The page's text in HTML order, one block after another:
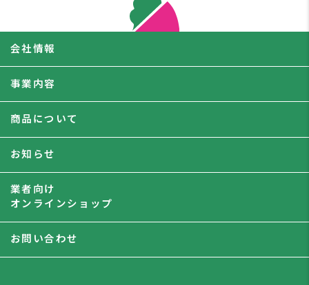
会社情報
事業内容
商品について
お知らせ
業者向け
オンラインショップ
お問い合わせ